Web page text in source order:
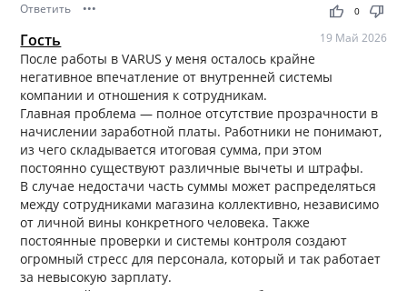
Ответить ••• thumb_up thumb_down
0
Гость 19 Май 2026
После работы в VARUS у меня осталось крайне
негативное впечатление от внутренней системы
компании и отношения к сотрудникам.
Главная проблема — полное отсутствие прозрачности в
начислении заработной платы. Работники не понимают,
из чего складывается итоговая сумма, при этом
постоянно существуют различные вычеты и штрафы.
В случае недостачи часть суммы может распределяться
между сотрудниками магазина коллективно, независимо
от личной вины конкретного человека. Также
постоянные проверки и системы контроля создают
огромный стресс для персонала, который и так работает
за невысокую зарплату.